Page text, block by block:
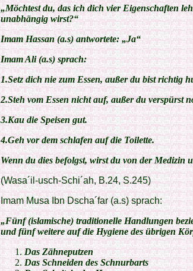
„Möchtest du, das ich dich vier Eigenschaften
unabhängig wirst?“
Imam Hassan (a.s) antwortete: „Ja“
Imam Ali (a.s) sprach:
1.Setz dich nie zum Essen, außer du bist richtig
2.Steh vom Essen nicht auf, außer du verspürst
3.Kau die Speisen gut.
4.Geh vor dem schlafen auf die Toilette.
Wenn du dies befolgst, wirst du von der Medizin
(Wasa´il-usch-Schi´ah, B.24, S.245)
Imam Musa Ibn Dscha´far (a.s) sprach:
„Fünf (islamische) traditionelle Handlungen
und fünf weitere auf die Hygiene des übrigen
Das Zähneputzen
Das Schneiden des Schnurbarts